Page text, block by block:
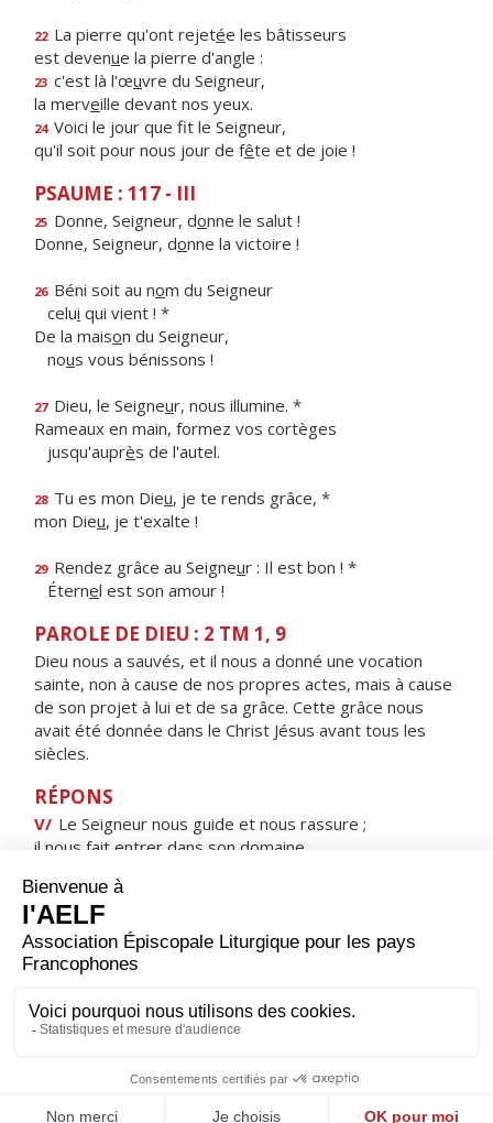
22 La pierre qu'ont rejetée les bâtisseurs
est devenue la pierre d'angle :
23 c'est là l'œuvre du Seigneur,
la merveille devant nos yeux.
24 Voici le jour que ft le Seigneur,
qu'il soit pour nous jour de fête et de joie !
PSAUME : 117 - III
25 Donne, Seigneur, donne le salut !
Donne, Seigneur, donne la victoire !
26 Béni soit au nom du Seigneur
celui qui vient ! *
De la maison du Seigneur,
nous vous bénissons !
27 Dieu, le Seigneur, nous illumine. *
Rameaux en main, formez vos cortèges
jusqu'auprès de l'autel.
28 Tu es mon Dieu, je te rends grâce, *
mon Dieu, je t'exalte !
29 Rendez grâce au Seigneur : Il est bon ! *
Éternel est son amour !
PAROLE DE DIEU : 2 TM 1, 9
Dieu nous a sauvés, et il nous a donné une vocation
sainte, non à cause de nos propres actes, mais à cause
de son projet à lui et de sa grâce. Cette grâce nous
avait été donnée dans le Christ Jésus avant tous les
siècles.
RÉPONS
V/ Le Seigneur nous guide et nous rassure ;
il nous fait entrer dans son domaine.
ORAISON
Dans ton amour inépuisable, Dieu éternel et tout-
puissant, tu combles ceux qui t'implorent, bien au-delà
de leurs mérites et de leurs désirs ; répands sur nous
l'inquiète et en donnant plus que nous n'osons
demander.